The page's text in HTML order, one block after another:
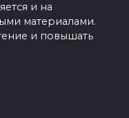
и на
материалами.
и повышать